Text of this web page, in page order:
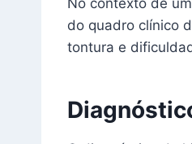
do quadro clínico
tontura e